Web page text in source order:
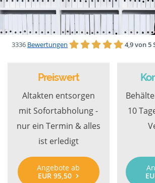
3336 Bewertungen 4,9 von 5
Preiswert
Altakten entsorgen
mit Sofortabholung -
nur ein Termin & alles
ist erledigt
Angebote ab
EUR 95,50
10